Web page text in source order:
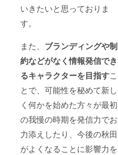
いきたいと思っておりま
す。
また、 ブランディングや制
約などがなく情報発信でき
るキャラクターを目指すこ
とで、可能性を秘めて新し
く何かを始めた方々が最初
の我慢の時期を発信力でお
力添えしたり、今後の秋田
がよくなることに影響力を